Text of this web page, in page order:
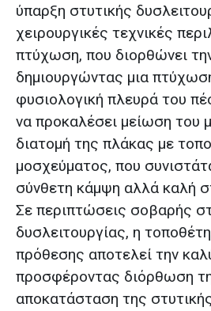
ύπαρξη στυτικής
χειρουργικές τεχνικές
πτύχωση, που διορθώνει
δημιουργώντας μια
φυσιολογική πλευρά του
να προκαλέσει μείωση του
διατομή της πλάκας με
μοσχεύματος, που
σύνθετη κάμψη αλλά καλή
Σε περιπτώσεις σοβαρής
δυσλειτουργίας, η
πρόθεσης αποτελεί την
προσφέροντας διόρθωση
αποκατάσταση της